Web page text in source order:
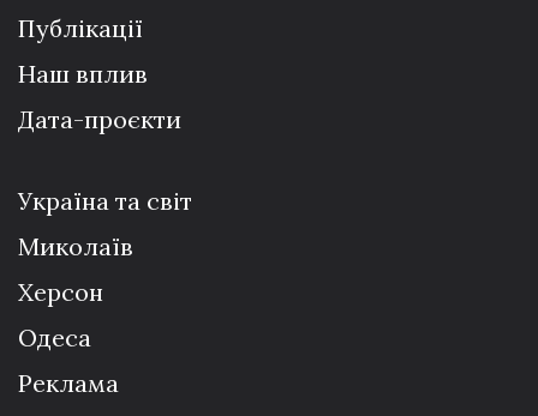
Публікації
Наш вплив
Дата-проєкти
Україна та світ
Миколаїв
Херсон
Одеса
Реклама